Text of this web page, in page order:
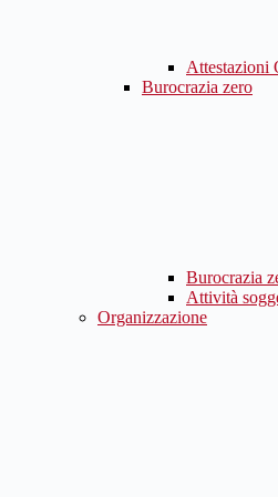
Attestazioni
Burocrazia zero
Burocrazia
Attività
Organizzazione